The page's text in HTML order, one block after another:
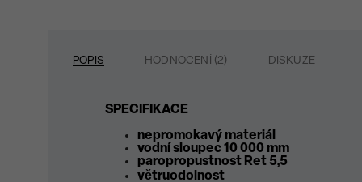
POPIS HODNOCENÍ (2) DISKUZE
SPECIFIKACE
nepromokavý materiál
vodní sloupec 10 000 mm
paropropustnost Ret 5,5
větruodolnost